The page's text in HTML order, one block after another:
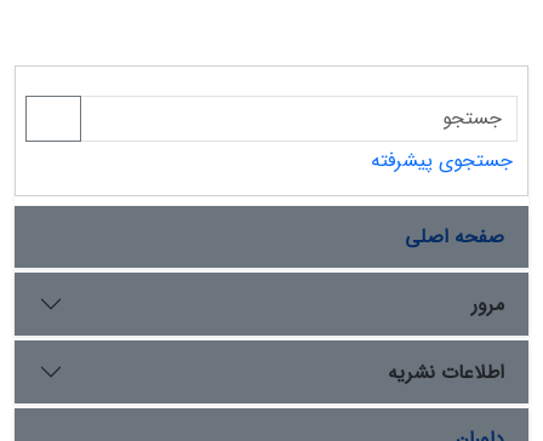
جستجوی پیشرفته
صفحه اصلی
مرور
اطلاعات نشریه